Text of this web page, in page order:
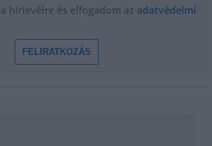
hírlevélre és elfogadom az adatvédelmi
FELIRATKOZÁS